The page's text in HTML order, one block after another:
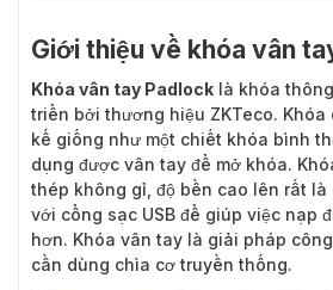
Giới thiệu về khóa vân
Khóa vân tay Padlock là khóa
triển bởi thương hiệu ZKTeco.
kế giống như một chiết khóa bình
dụng được vân tay để mở khóa.
thép không gỉ, độ bền cao lên rất là
với cổng sạc USB để giúp việc nạp
hơn. Khóa vân tay là giải pháp
cần dùng chìa cơ truyền thống.